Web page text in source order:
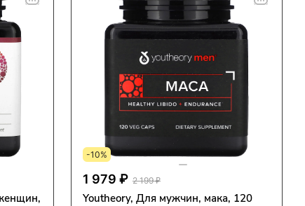
-10%
1 979 ₽ 2 199 ₽
Youtheory, Для мужчин, мака, 120